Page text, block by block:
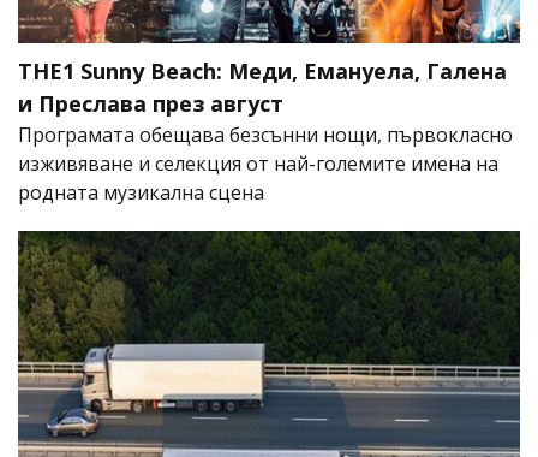
THE1 Sunny Beach: Меди, Емануела, Галена
и Преслава през август
Програмата обещава безсънни нощи, първокласно
изживяване и селекция от най-големите имена на
родната музикална сцена